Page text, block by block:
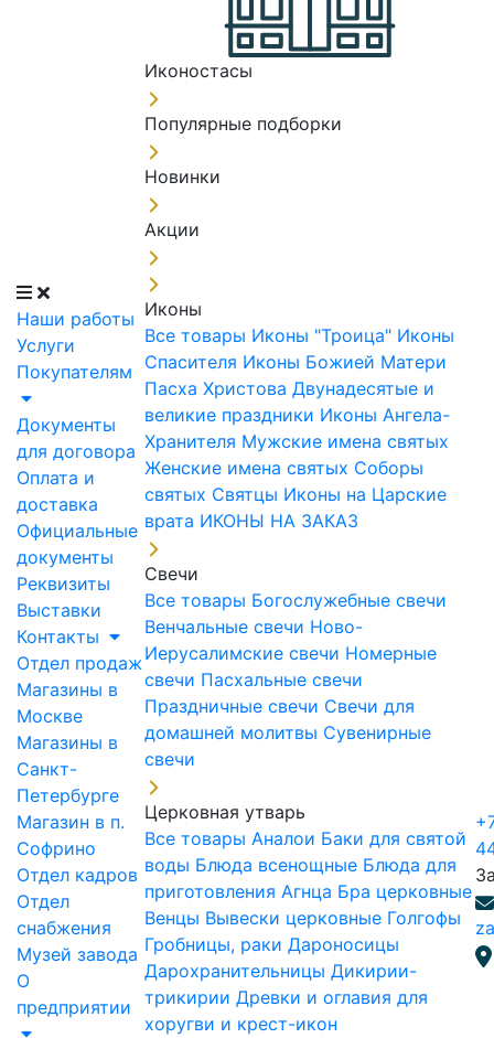
Наши работы
Услуги
Покупателям
Документы
для договора
Оплата и
доставка
Официальные
документы
Реквизиты
Выставки
Контакты
Отдел продаж
Магазины в
Москве
Магазины в
Санкт-
Петербурге
Магазин в п.
Софрино
Отдел кадров
Отдел
снабжения
Музей завода
О
предприятии
Иконостасы
Популярные подборки
Новинки
Акции
Иконы
Все товары Иконы "Троица" Иконы
Спасителя Иконы Божией Матери
Пасха Христова Двунадесятые и
великие праздники Иконы Ангела-
Хранителя Мужские имена святых
Женские имена святых Соборы
святых Святцы Иконы на Царские
врата ИКОНЫ НА ЗАКАЗ
Свечи
Все товары Богослужебные свечи
Венчальные свечи Ново-
Иерусалимские свечи Номерные
свечи Пасхальные свечи
Праздничные свечи Свечи для
домашней молитвы Сувенирные
свечи
Церковная утварь
Все товары Аналои Баки для святой
воды Блюда всенощные Блюда для
приготовления Агнца Бра церковные
Венцы Вывески церковные Голгофы
Гробницы, раки Дароносицы
Дарохранительницы Дикирии-
трикирии Древки и оглавия для
хоругви и крест-икон